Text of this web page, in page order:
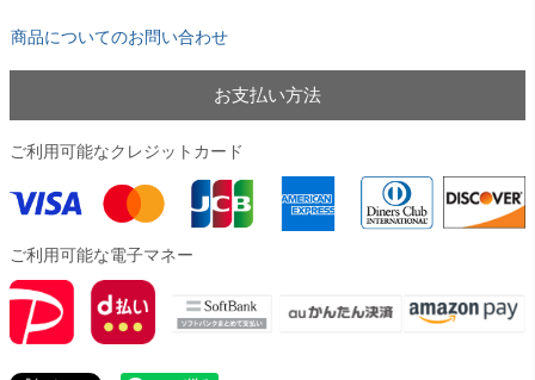
商品についてのお問い合わせ
お支払い方法
ご利用可能なクレジットカード
ご利用可能な電子マネー